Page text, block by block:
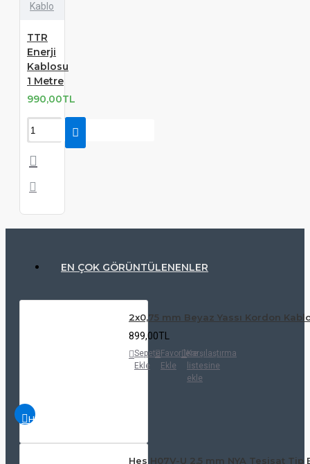
Kablo
TTR
Enerji
Kablosu
1 Metre
990,00TL
EN ÇOK GÖRÜNTÜLENENLER
HIZLI
2x0,75 mm Beyaz Yassı Kordon
899,00TL
Sepete
Ekle
Favorilere
Ekle
Karşılaştırma
listesine
ekle
Hes H07V-U 2,5 mm NYA Tesisat